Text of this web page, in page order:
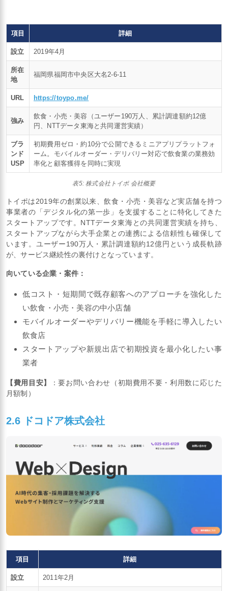
項目 詳細
設立 2019年4月
所在
地
福岡県福岡市中央区大名2-6-11
URL https://toypo.me/
強み
飲食・小売・美容（ユーザー190万人、累計調達額約12億
円、NTTデータ東海と共同運営実績）
ブラ
ンド
USP
初期費用ゼロ・約10分で公開できるミニアプリプラットフォ
ーム。モバイルオーダー・デリバリー対応で飲食業の業務効
率化と顧客獲得を同時に実現
表5: 株式会社トイポ 会社概要
トイポは2019年の創業以来、飲食・小売・美容など実店舗を持つ
事業者の「デジタル化の第一歩」を支援することに特化してきた
スタートアップです。NTTデータ東海との共同運営実績を持ち、
スタートアップながら大手企業との連携による信頼性も確保して
います。ユーザー190万人・累計調達額約12億円という成長軌跡
が、サービス継続性の裏付けとなっています。
向いている企業・案件：
低コスト・短期間で既存顧客へのアプローチを強化した
い飲食・小売・美容の中小店舗
モバイルオーダーやデリバリー機能を手軽に導入したい
飲食店
スタートアップや新規出店で初期投資を最小化したい事
業者
【費用目安】
：要お問い合わせ（初期費用不要・利用数に応じた
月額制）
2.6 ドコドア株式会社
項目 詳細
設立 2011年2月